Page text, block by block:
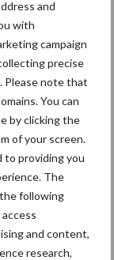
and
with
campaign
precise
Please note that
You can
by clicking the
of your screen.
to providing you
The
following
and content,
research,
nieuws
grillig:
houden